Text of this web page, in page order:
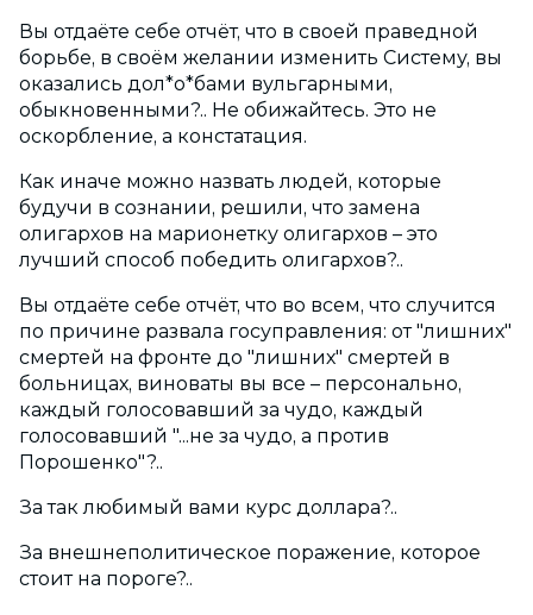
Вы отдаёте себе отчёт, что в своей праведной
борьбе, в своём желании изменить Систему, вы
оказались дол*о*бами вульгарными,
обыкновенными?.. Не обижайтесь. Это не
оскорбление, а констатация.
Как иначе можно назвать людей, которые
будучи в сознании, решили, что замена
олигархов на марионетку олигархов – это
лучший способ победить олигархов?..
Вы отдаёте себе отчёт, что во всем, что случится
по причине развала госуправления: от "лишних"
смертей на фронте до "лишних" смертей в
больницах, виноваты вы все – персонально,
каждый голосовавший за чудо, каждый
голосовавший "...не за чудо, а против
Порошенко"?..
За так любимый вами курс доллара?..
За внешнеполитическое поражение, которое
стоит на пороге?..